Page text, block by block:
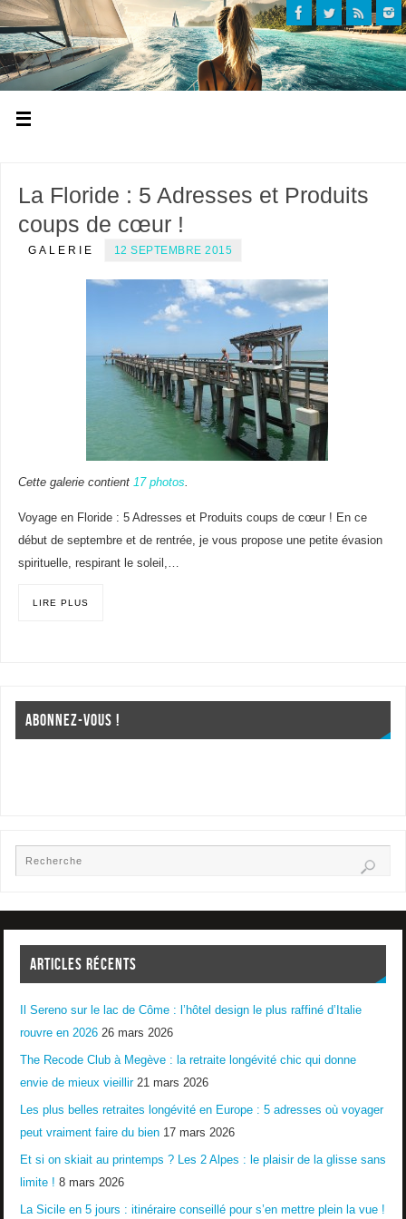
La Floride : 5 Adresses et Produits
coups de cœur !
GALERIE 12 SEPTEMBRE 2015
Cette galerie contient 17 photos.
Voyage en Floride : 5 Adresses et Produits coups de cœur ! En ce
début de septembre et de rentrée, je vous propose une petite évasion
spirituelle, respirant le soleil,…
LIRE PLUS
ABONNEZ-VOUS !
ARTICLES RÉCENTS
Il Sereno sur le lac de Côme : l’hôtel design le plus raffiné d’Italie
rouvre en 2026 26 mars 2026
The Recode Club à Megève : la retraite longévité chic qui donne
envie de mieux vieillir 21 mars 2026
Les plus belles retraites longévité en Europe : 5 adresses où voyager
peut vraiment faire du bien 17 mars 2026
Et si on skiait au printemps ? Les 2 Alpes : le plaisir de la glisse sans
limite ! 8 mars 2026
La Sicile en 5 jours : itinéraire conseillé pour s’en mettre plein la vue !